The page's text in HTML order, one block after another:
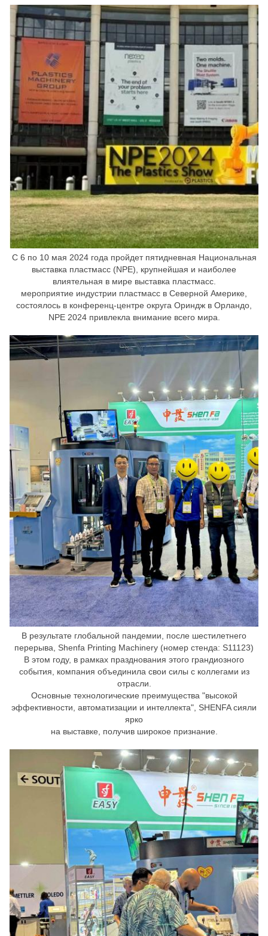
С 6 по 10 мая 2024 года пройдет пятидневная Национальная
выставка пластмасс (NPE), крупнейшая и наиболее
влиятельная в мире выставка пластмасс.
мероприятие индустрии пластмасс в Северной Америке,
состоялось в конференц-центре округа Ориндж в Орландо,
NPE 2024 привлекла внимание всего мира.
В результате глобальной пандемии, после шестилетнего
перерыва, Shenfa Printing Machinery (номер стенда: S11123)
В этом году, в рамках празднования этого грандиозного
события, компания объединила свои силы с коллегами из
отрасли.
Основные технологические преимущества "высокой
эффективности, автоматизации и интеллекта", SHENFA сияли
ярко
на выставке, получив широкое признание.